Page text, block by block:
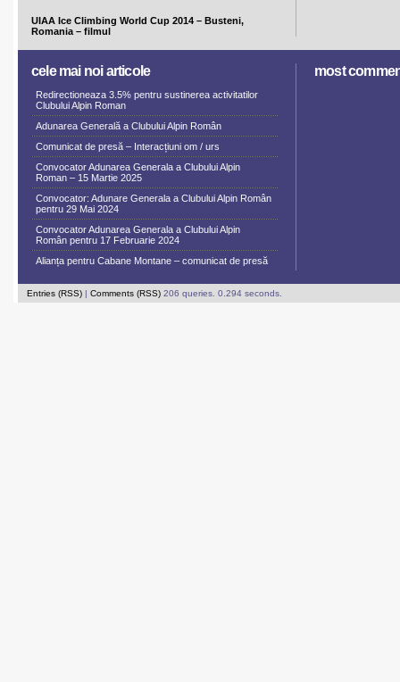
UIAA Ice Climbing World Cup 2014 – Busteni,
Romania – filmul
cele mai noi articole
Redirectioneaza 3.5% pentru sustinerea activitatilor
Clubului Alpin Roman
Adunarea Generală a Clubului Alpin Român
Comunicat de presă – Interacțiuni om / urs
Convocator Adunarea Generala a Clubului Alpin
Roman – 15 Martie 2025
Convocator: Adunare Generala a Clubului Alpin Român
pentru 29 Mai 2024
Convocator Adunarea Generala a Clubului Alpin
Român pentru 17 Februarie 2024
Alianța pentru Cabane Montane – comunicat de presă
most
Entries (RSS) | Comments (RSS) 206 queries. 0.294 seconds.